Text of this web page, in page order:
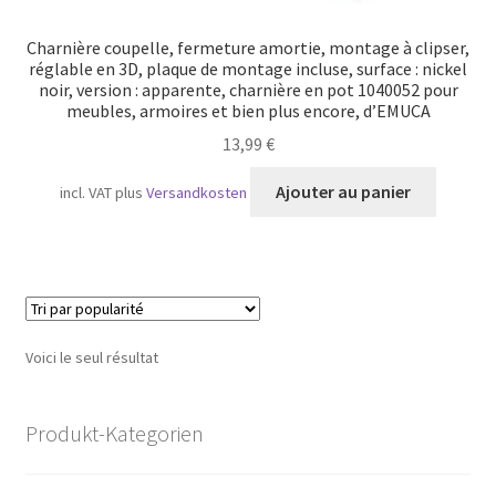
Charnière coupelle, fermeture amortie, montage à clipser,
réglable en 3D, plaque de montage incluse, surface : nickel
noir, version : apparente, charnière en pot 1040052 pour
meubles, armoires et bien plus encore, d’EMUCA
13,99 €
incl. VATplusVersandkosten Ajouter au panier
Voici le seul résultat
Produkt-Kategorien